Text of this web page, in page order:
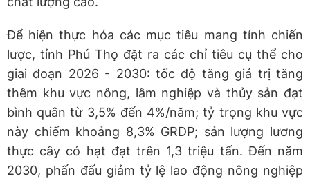
Để hiện thực hóa các mục tiêu mang tính chiến
lược, tỉnh Phú Thọ đặt ra các chỉ tiêu cụ thể cho
giai đoạn 2026 - 2030: tốc độ tăng giá trị tăng
thêm khu vực nông, lâm nghiệp và thủy sản đạt
bình quân từ 3,5% đến 4%/năm; tỷ trọng khu vực
này chiếm khoảng 8,3% GRDP; sản lượng lương
thực cây có hạt đạt trên 1,3 triệu tấn. Đến năm
2030, phấn đấu giảm tỷ lệ lao động nông nghiệp